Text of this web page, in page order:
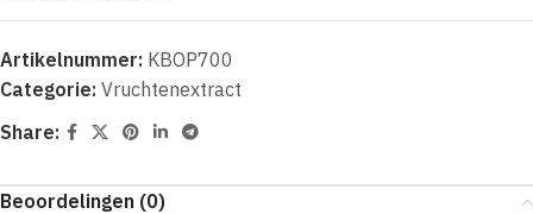
Artikelnummer: KBOP700
Categorie: Vruchtenextract
Share:
Beoordelingen (0)